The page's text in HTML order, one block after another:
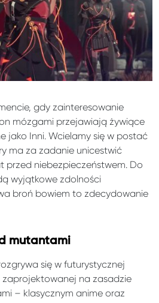
gdy zainteresowanie
mózgami przejawiają żywiące
jako Inni. Wcielamy się w postać
ma za zadanie unicestwić
przed niebezpieczeństwem. Do
wyjątkowe zdolności
broń bowiem to zdecydowanie
mutantami
się w futurystycznej
zaprojektowanej na zasadzie
– klasycznym anime oraz